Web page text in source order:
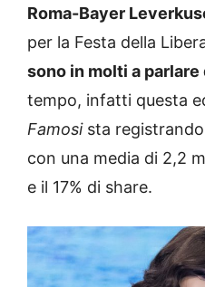
Roma-Bayer
per la Festa della
sono in molti a parlare
tempo, infatti questa
Famosista registrando
con una media di 2,2
e il 17% di share.